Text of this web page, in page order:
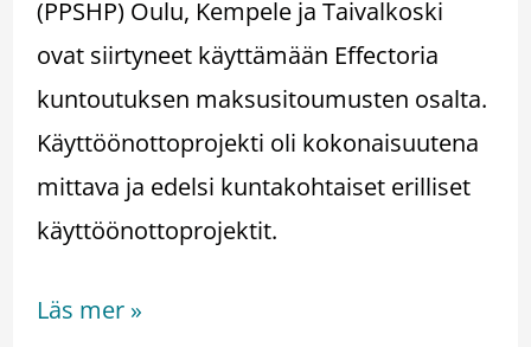
(PPSHP) Oulu, Kempele ja Taivalkoski
ovat siirtyneet käyttämään Effectoria
kuntoutuksen maksusitoumusten osalta.
Käyttöönottoprojekti oli kokonaisuutena
mittava ja edelsi kuntakohtaiset erilliset
käyttöönottoprojektit.
Läs mer »